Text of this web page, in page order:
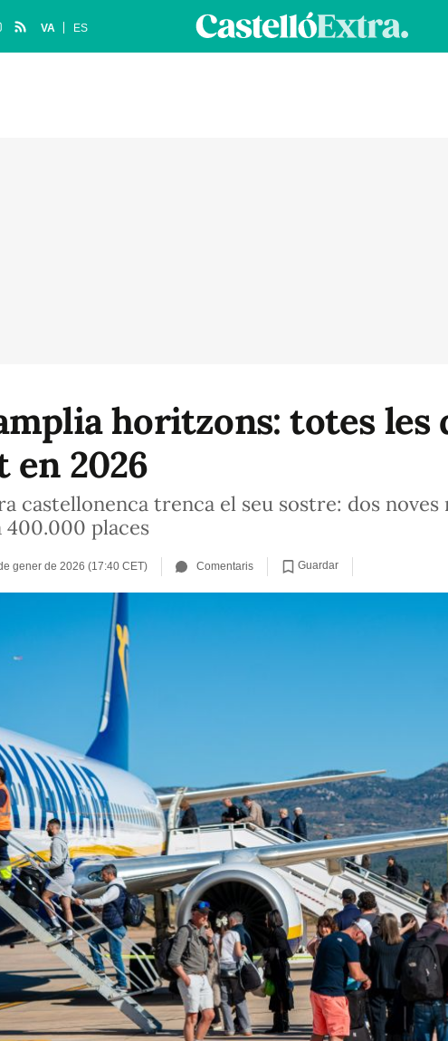
VA ES
horitzons: totes les
en 2026
castellonenca trenca el seu sostre: dos
places
gener de 2026 (17:40 CET) Comentaris Guardar